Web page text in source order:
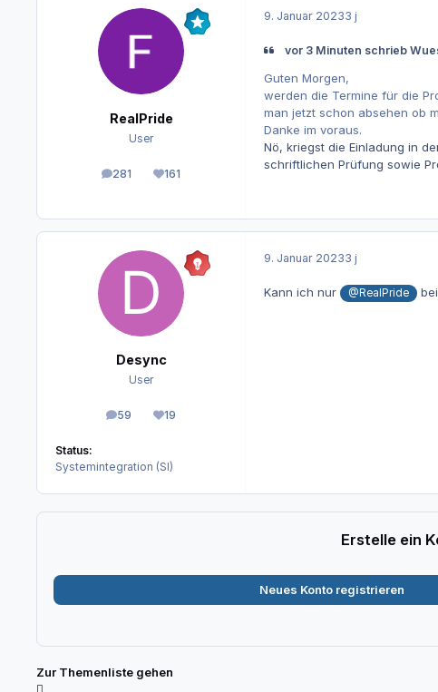
RealPride
User
281
Beiträge 161
Reputation
9. Januar 20233 j
vor 3 Minuten schrieb
Guten Morgen,
werden die Termine für die
man jetzt schon absehen ob
Danke im voraus.
Nö, kriegst die Einladung in
schriftlichen Prüfung sowie
Desync
User
59
Beiträge19
Reputation
Status:
Systemintegration (SI)
9. Januar 20233 j
Kann ich nur @RealPride
Erstelle ein
Neues Konto registrieren
Zur Themenliste gehen